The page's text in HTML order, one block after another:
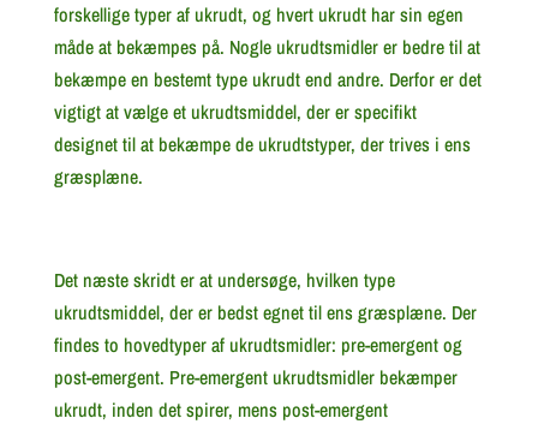
forskellige typer af ukrudt, og hvert ukrudt har sin egen
måde at bekæmpes på. Nogle ukrudtsmidler er bedre til at
bekæmpe en bestemt type ukrudt end andre. Derfor er det
vigtigt at vælge et ukrudtsmiddel, der er specifikt
designet til at bekæmpe de ukrudtstyper, der trives i ens
græsplæne.
Det næste skridt er at undersøge, hvilken type
ukrudtsmiddel, der er bedst egnet til ens græsplæne. Der
findes to hovedtyper af ukrudtsmidler: pre-emergent og
post-emergent. Pre-emergent ukrudtsmidler bekæmper
ukrudt, inden det spirer, mens post-emergent